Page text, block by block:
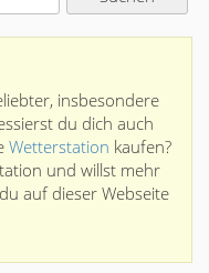
insbesondere
du dich auch
Wetterstation kaufen?
und willst mehr
auf dieser Webseite